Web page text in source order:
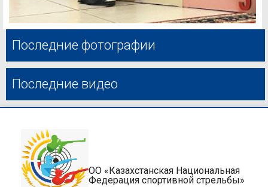
Последние фотографии
Последние видео
ОО «Казахстанская Национальная
Федерация спортивной стрельбы»